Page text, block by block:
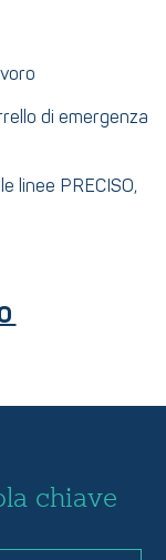
di emergenza
linee PRECISO,
chiave